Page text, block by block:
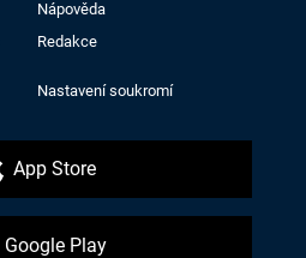
Nápověda
Redakce
Nastavení soukromí
App Store
Google Play